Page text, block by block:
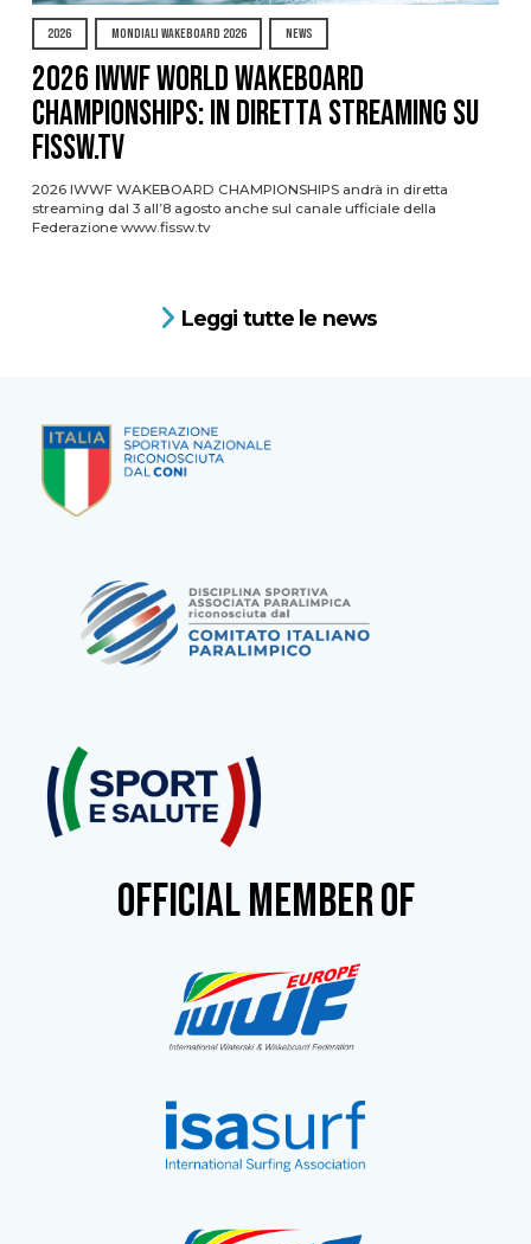
2026 MONDIALI WAKEBOARD 2026 NEWS
2026 IWWF WORLD WAKEBOARD
CHAMPIONSHIPS: IN DIRETTA STREAMING SU
FISSW.TV
2026 IWWF WAKEBOARD CHAMPIONSHIPS andrà in diretta
streaming dal 3 all’8 agosto anche sul canale ufficiale della
Federazione www.fissw.tv
Leggi tutte le news
OFFICIAL MEMBER OF